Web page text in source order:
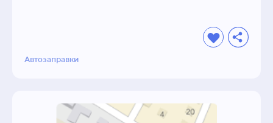
Автозаправки